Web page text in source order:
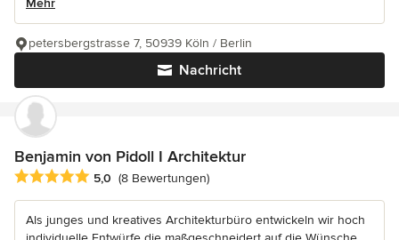
Nachricht
petersbergstrasse 7, 50939 Köln / Berlin
Benjamin von Pidoll I Architektur
Durchschnittliche Bewertung: 5 von 5 Sternen
5,0 (8 Bewertungen)
Als junges und kreatives Architekturbüro entwickeln wir hoch